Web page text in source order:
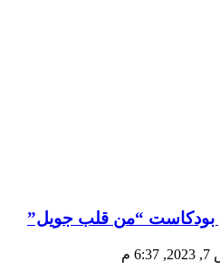
بودكاست “من قلب جويل”
م